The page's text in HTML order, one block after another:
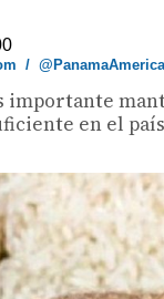
/
importante
en el